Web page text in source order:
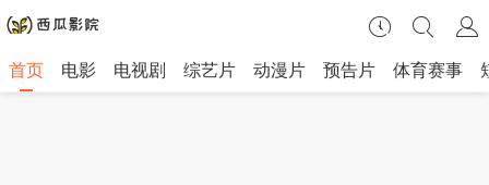
首页 电影 电视剧 综艺片 动漫片 预告片 体育赛事